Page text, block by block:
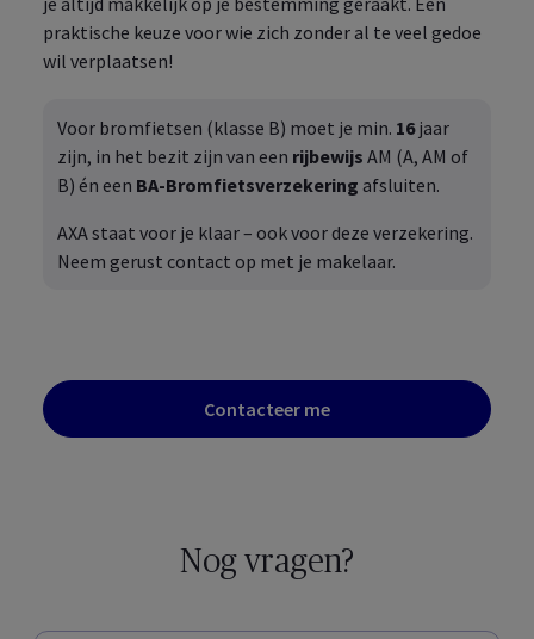
praktische keuze voor wie zich zonder al te veel gedoe
wil verplaatsen!
Voor bromfietsen (klasse B) moet je min. 16jaar
zijn, in het bezit zijn van een rijbewijs AM (A, AM of
B) én een BA‑Bromfietsverzekering afsluiten.
AXA staat voor je klaar – ook voor deze verzekering.
Neem gerust contact op met je makelaar.
Contacteer me
Nog vragen?